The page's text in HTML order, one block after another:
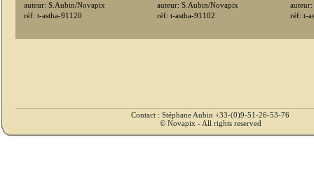
auteur: S.Aubin/Novapix
réf: t-astha-91120
auteur: S.Aubin/Novapix
réf: t-astha-91102
réf: t-
Contact : Stéphane Aubin +33-(0)9-51-26-53-76
© Novapix - All rights reserved